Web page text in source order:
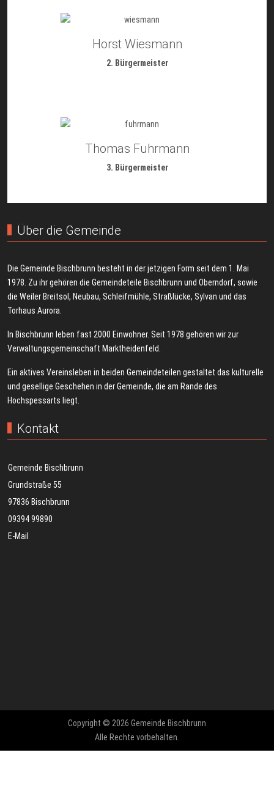
Horst Wiesmann
2. Bürgermeister
Thomas Fuhrmann
3. Bürgermeister
Über die Gemeinde
Die Gemeinde Bischbrunn besteht in der jetzigen Form seit dem 1. Mai
1978. Zu ihr gehören die Gemeindeteile Bischbrunn und Oberndorf, sowie
die Weiler Breitsol, Neubau, Schleifmühle, Straßlücke, Sylvan und das
Torhaus Aurora.
In Bischbrunn leben fast 2000 Einwohner. Seit 1978 gehören wir zur
Verwaltungsgemeinschaft Marktheidenfeld.
Ein aktives Vereinsleben in beiden Gemeindeteilen gestaltet das kulturelle
und gesellige Geschehen in der Gemeinde, die am Rande des
Hochspessarts liegt.
Kontakt
Gemeinde Bischbrunn
Grundstraße 55
97836 Bischbrunn
09394 99890
E-Mail
Copyright © 2026 Gemeinde Bischbrunn
Alle Rechte vorbehalten.